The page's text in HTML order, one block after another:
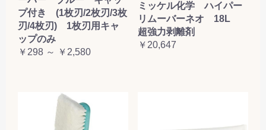
プ付き (1枚刃/2枚刃/3枚
刃/4枚刃) 1枚刃用キャ
ップのみ
￥298 ～ ￥2,580
ミッケル化学 ハイパー
リムーバーネオ 18L
超強力剥離剤
￥20,647